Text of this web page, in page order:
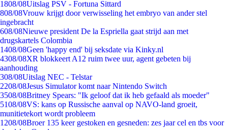
1808/08Uitslag PSV - Fortuna Sittard
808/08Vrouw krijgt door verwisseling het embryo van ander stel
ingebracht
608/08Nieuwe president De la Espriella gaat strijd aan met
drugskartels Colombia
1408/08Geen 'happy end' bij seksdate via Kinky.nl
4308/08XR blokkeert A12 ruim twee uur, agent gebeten bij
aanhouding
308/08Uitslag NEC - Telstar
2208/08Jesus Simulator komt naar Nintendo Switch
3508/08Britney Spears: "Ik geloof dat ik heb gefaald als moeder"
5108/08VS: kans op Russische aanval op NAVO-land groeit,
munitietekort wordt probleem
1208/08Broer 135 keer gestoken en gesneden: zes jaar cel en tbs voor